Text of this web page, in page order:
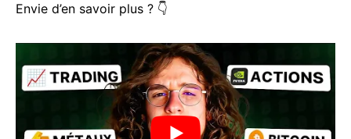
Envie d’en savoir plus ? 👇